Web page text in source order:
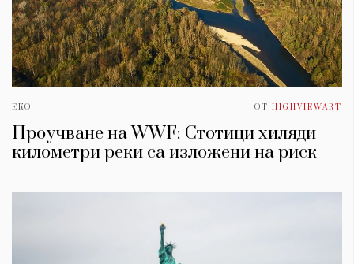
ЕКО ОТ HIGHVIEWART
Проучване на WWF: Стотици хиляди
километри реки са изложени на риск